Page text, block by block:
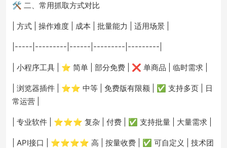
🛠️ 二、常用抓取方式对比
| 方式 | 操作难度 | 成本 | 批量能力 | 适用场景 |
|-----|---------|------|---------|---------|
| 小程序工具 | ⭐ 简单 | 部分免费 | ❌ 单商品 | 临时需求 |
| 浏览器插件 | ⭐⭐ 中等 | 免费版有限额 | ✅ 支持多页 | 日
常运营 |
| 专业软件 | ⭐⭐⭐ 复杂 | 付费 | ✅ 支持批量 | 大量需求 |
| API接口 | ⭐⭐⭐⭐ 高 | 按量收费 | ✅ 可自定义 | 技术团